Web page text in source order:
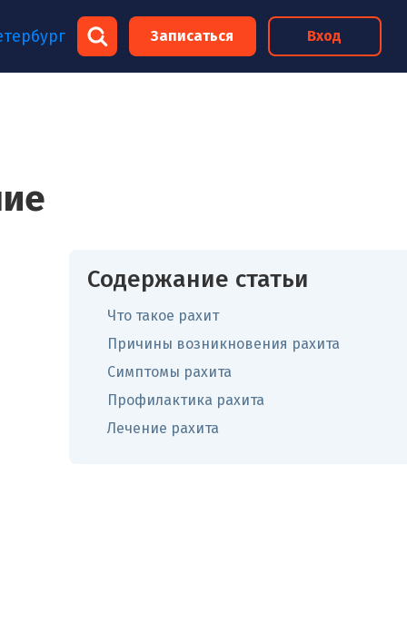
Записаться Вход
Содержание статьи
Что такое рахит
Причины возникновения рахита
Симптомы рахита
Профилактика рахита
Лечение рахита
×